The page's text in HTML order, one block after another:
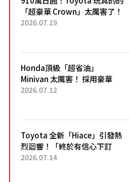
「超豪華 Crown」太厲害了！
採用由「匠人技藝」打造的
2026.07.19
Honda頂級「超省油」
Minivan 太厲害！ 採用豪華
「真皮座椅」與專屬「黑色內
「三...
2026.07.12
Toyota 全新「Hiace」引發熱
烈迴響！「終於有信心下訂
了！」「哪個等級交車最
2026.07.14